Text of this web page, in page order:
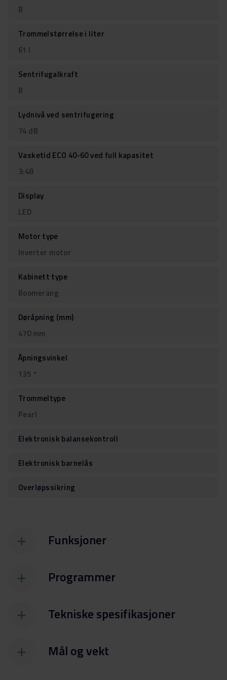
B
Trommelstørrelse i liter
61 l
Sentrifugalkraft
B
Lydnivå ved sentrifugering
74 dB
Vasketid ECO 40-60 ved full kapasitet
3:48
Display
LED
Motor type
Inverter motor
Kabinett type
Boomerang
Døråpning (mm)
470 mm
Åpningsvinkel
135 °
Trommeltype
Pearl
Elektronisk balansekontroll
Elektronisk barnelås
Overløpssikring
Funksjoner
Programmer
Tekniske spesifikasjoner
Mål og vekt